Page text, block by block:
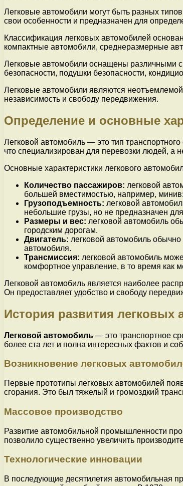
Легковые автомобили могут быть разных
свои особенности и предназначен для
Классификация легковых автомобилей
компактные автомобили, среднеразмерные
Легковые автомобили оснащены различными
безопасности, подушки безопасности,
Легковые автомобили являются
независимость и свободу передвижения.
Определение и основные
Легковой автомобиль — это тип
что специализирован для перевозки людей, а
Основные характеристики легкового
Количество пассажиров: легковой
большей вместимостью, например,
Грузоподъемность: легковой
небольшие грузы, но не предназначен
Размеры и вес: легковой автомобиль
городским дорогам.
Двигатель: легковой автомобиль
автомобиля.
Трансмиссия: легковой автомобиль
комфортное управление, в то время как
Легковой автомобиль является наиболее
Он предоставляет удобство и свободу
История развития легковых
Легковой автомобиль — это транспортное
более ста лет и полна интересных фактов и
Возникновение легковых
Первые прототипы легковых автомобилей
сгорания. Это был тяжелый и громоздкий
Массовое производство
Развитие автомобильной промышленности
позволило существенно увеличить
Технологические инновации
В последующие десятилетия автомобильная